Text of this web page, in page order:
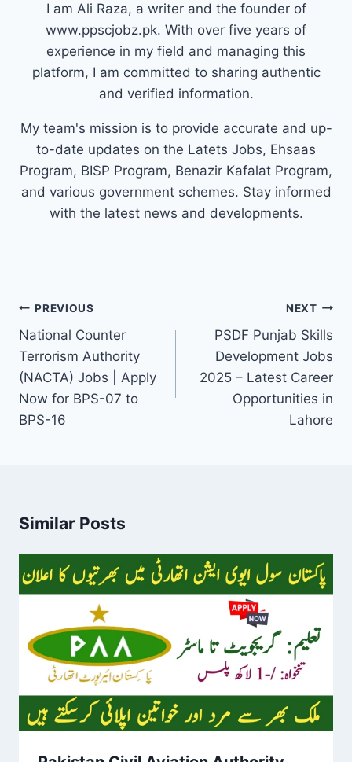
I am Ali Raza, a writer and the founder of
www.ppscjobz.pk. With over five years of
experience in my field and managing this
platform, I am committed to sharing authentic
and verified information.
My team's mission is to provide accurate and up-
to-date updates on the Latets Jobs, Ehsaas
Program, BISP Program, Benazir Kafalat Program,
and various government schemes. Stay informed
with the latest news and developments.
Post
navigation
PREVIOUS
National Counter
Terrorism Authority
(NACTA) Jobs | Apply
Now for BPS-07 to
BPS-16
NEXT
PSDF Punjab Skills
Development Jobs
2025 – Latest Career
Opportunities in
Lahore
Similar Posts